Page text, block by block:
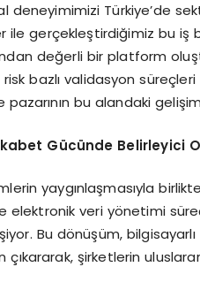
deneyimimizi Türkiye’de
gerçekleştirdiğimiz bu iş
değerli bir platform
bazlı validasyon süreçleri
pazarının bu alandaki
Gücünde Belirleyici
yaygınlaşmasıyla
elektronik veri yönetimi
Bu dönüşüm,
şirketlerin